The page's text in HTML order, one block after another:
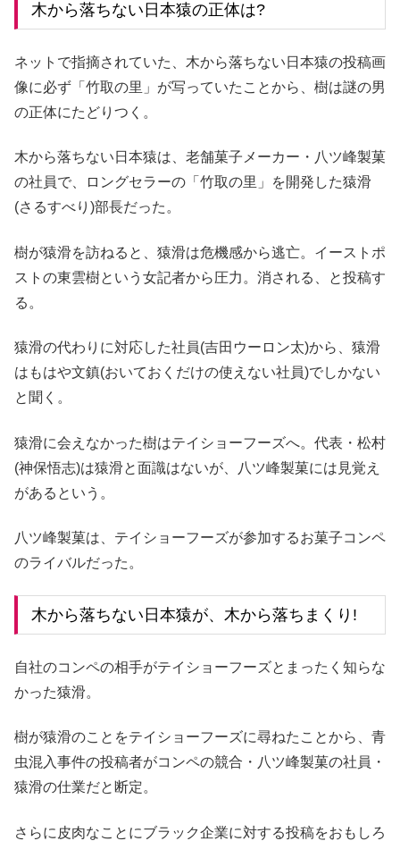
木から落ちない日本猿の正体は?
ネットで指摘されていた、木から落ちない日本猿の投稿画
像に必ず「竹取の里」が写っていたことから、樹は謎の男
の正体にたどりつく。
木から落ちない日本猿は、老舗菓子メーカー・八ツ峰製菓
の社員で、ロングセラーの「竹取の里」を開発した猿滑
(さるすべり)部長だった。
樹が猿滑を訪ねると、猿滑は危機感から逃亡。イーストポ
ストの東雲樹という女記者から圧力。消される、と投稿す
る。
猿滑の代わりに対応した社員(吉田ウーロン太)から、猿滑
はもはや文鎮(おいておくだけの使えない社員)でしかない
と聞く。
猿滑に会えなかった樹はテイショーフーズへ。代表・松村
(神保悟志)は猿滑と面識はないが、八ツ峰製菓には見覚え
があるという。
八ツ峰製菓は、テイショーフーズが参加するお菓子コンペ
のライバルだった。
木から落ちない日本猿が、木から落ちまくり!
自社のコンペの相手がテイショーフーズとまったく知らな
かった猿滑。
樹が猿滑のことをテイショーフーズに尋ねたことから、青
虫混入事件の投稿者がコンペの競合・八ツ峰製菓の社員・
猿滑の仕業だと断定。
さらに皮肉なことにブラック企業に対する投稿をおもしろ